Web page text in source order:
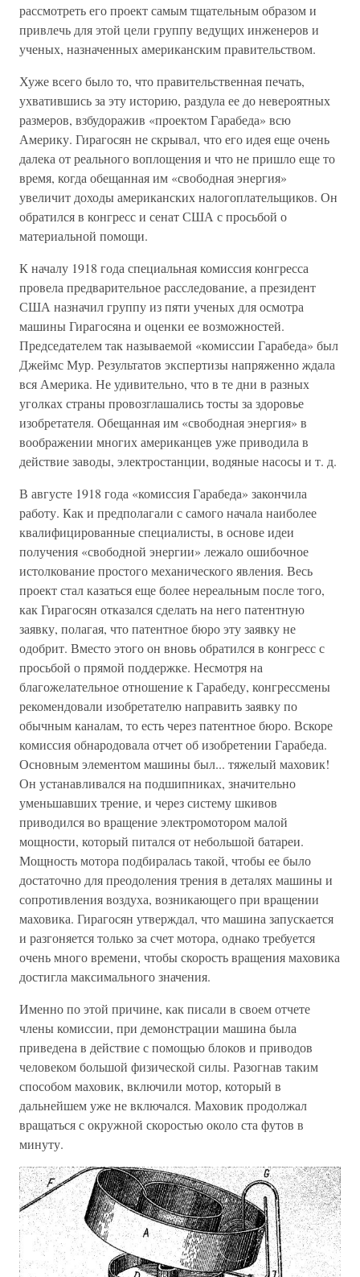
рассмотреть его проект самым тщательным образом и
привлечь для этой цели группу ведущих инженеров и
ученых, назначенных американским правительством.
Хуже всего было то, что правительственная печать,
ухватившись за эту историю, раздула ее до невероятных
размеров, взбудоражив «проектом Гарабеда» всю
Америку. Гирагосян не скрывал, что его идея еще очень
далека от реального воплощения и что не пришло еще то
время, когда обещанная им «свободная энергия»
увеличит доходы американских налогоплательщиков. Он
обратился в конгресс и сенат США с просьбой о
материальной помощи.
К началу 1918 года специальная комиссия конгресса
провела предварительное расследование, а президент
США назначил группу из пяти ученых для осмотра
машины Гирагосяна и оценки ее возможностей.
Председателем так называемой «комиссии Гарабеда» был
Джеймс Мур. Результатов экспертизы напряженно ждала
вся Америка. Не удивительно, что в те дни в разных
уголках страны провозглашались тосты за здоровье
изобретателя. Обещанная им «свободная энергия» в
воображении многих американцев уже приводила в
действие заводы, электростанции, водяные насосы и т. д.
В августе 1918 года «комиссия Гарабеда» закончила
работу. Как и предполагали с самого начала наиболее
квалифицированные специалисты, в основе идеи
получения «свободной энергии» лежало ошибочное
истолкование простого механического явления. Весь
проект стал казаться еще более нереальным после того,
как Гирагосян отказался сделать на него патентную
заявку, полагая, что патентное бюро эту заявку не
одобрит. Вместо этого он вновь обратился в конгресс с
просьбой о прямой поддержке. Несмотря на
благожелательное отношение к Гарабеду, конгрессмены
рекомендовали изобретателю направить заявку по
обычным каналам, то есть через патентное бюро. Вскоре
комиссия обнародовала отчет об изобретении Гарабеда.
Основным элементом машины был... тяжелый маховик!
Он устанавливался на подшипниках, значительно
уменьшавших трение, и через систему шкивов
приводился во вращение электромотором малой
мощности, который питался от небольшой батареи.
Мощность мотора подбиралась такой, чтобы ее было
достаточно для преодоления трения в деталях машины и
сопротивления воздуха, возникающего при вращении
маховика. Гирагосян утверждал, что машина запускается
и разгоняется только за счет мотора, однако требуется
очень много времени, чтобы скорость вращения маховика
достигла максимального значения.
Именно по этой причине, как писали в своем отчете
члены комиссии, при демонстрации машина была
приведена в действие с помощью блоков и приводов
человеком большой физической силы. Разогнав таким
способом маховик, включили мотор, который в
дальнейшем уже не включался. Маховик продолжал
вращаться с окружной скоростью около ста футов в
минуту.